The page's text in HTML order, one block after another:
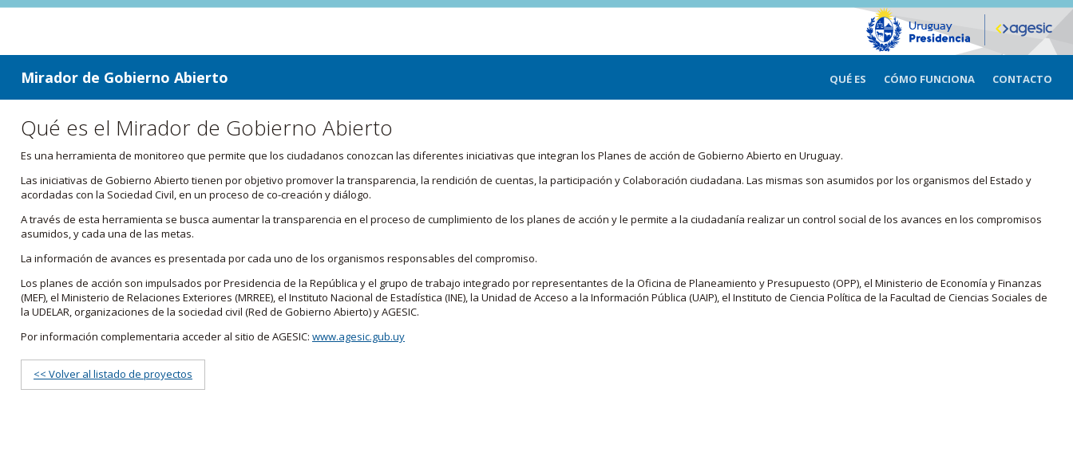
ir a contenido
ir al menú
Mirador de Gobierno Abierto QUÉ ES CÓMO FUNCIONA CONTACTO
Qué es el Mirador de Gobierno Abierto
Es una herramienta de monitoreo que permite que los ciudadanos conozcan las diferentes iniciativas que integran los Planes de acción de Gobierno Abierto en Uruguay.
Las iniciativas de Gobierno Abierto tienen por objetivo promover la transparencia, la rendición de cuentas, la participación y Colaboración ciudadana. Las mismas son asumidos por los organismos del Estado y
acordadas con la Sociedad Civil, en un proceso de co-creación y diálogo.
A través de esta herramienta se busca aumentar la transparencia en el proceso de cumplimiento de los planes de acción y le permite a la ciudadanía realizar un control social de los avances en los compromisos
asumidos, y cada una de las metas.
La información de avances es presentada por cada uno de los organismos responsables del compromiso.
Los planes de acción son impulsados por Presidencia de la República y el grupo de trabajo integrado por representantes de la Oficina de Planeamiento y Presupuesto (OPP), el Ministerio de Economía y Finanzas
(MEF), el Ministerio de Relaciones Exteriores (MRREE), el Instituto Nacional de Estadística (INE), la Unidad de Acceso a la Información Pública (UAIP), el Instituto de Ciencia Política de la Facultad de Ciencias Sociales de
la UDELAR, organizaciones de la sociedad civil (Red de Gobierno Abierto) y AGESIC.
Por información complementaria acceder al sitio de AGESIC: www.agesic.gub.uy
<< Volver al listado de proyectos